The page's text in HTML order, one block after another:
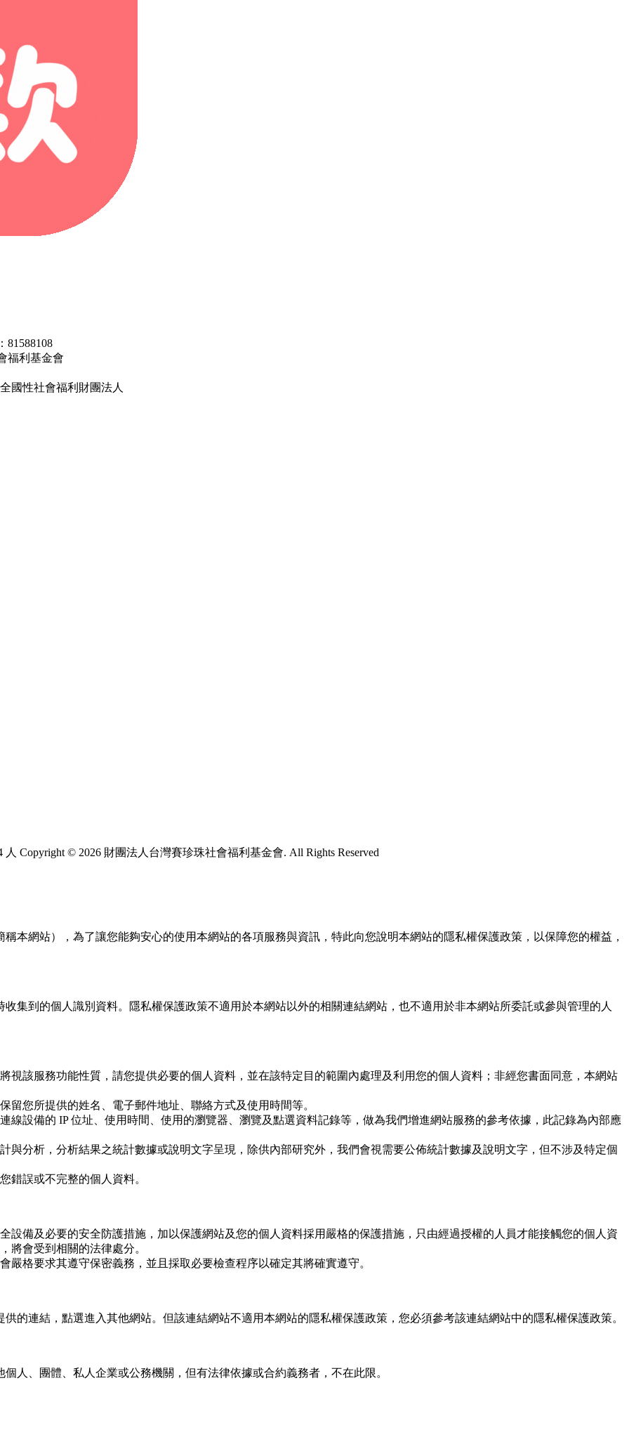
81588108
福利基金會
國性社會福利財團法人
人 Copyright © 2026 財團法人台灣賽珍珠社會福利基金會. All Rights Reserved
本網站），為了讓您能夠安心的使用本網站的各項服務與資訊，特此向您說明本網站的隱私權保護政策，以保障您的權益，
集到的個人識別資料。隱私權保護政策不適用於本網站以外的相關連結網站，也不適用於非本網站所委託或參與管理的人
視該服務功能性質，請您提供必要的個人資料，並在該特定目的範圍內處理及利用您的個人資料；非經您書面同意，本網站
您所提供的姓名、電子郵件地址、聯絡方式及使用時間等。
線設備的 IP 位址、使用時間、使用的瀏覽器、瀏覽及點選資料記錄等，做為我們增進網站服務的參考依據，此記錄為內部應
與分析，分析結果之統計數據或說明文字呈現，除供內部研究外，我們會視需要公佈統計數據及說明文字，但不涉及特定個
錯誤或不完整的個人資料。
設備及必要的安全防護措施，加以保護網站及您的個人資料採用嚴格的保護措施，只由經過授權的人員才能接觸您的個人資
將會受到相關的法律處分。
格要求其遵守保密義務，並且採取必要檢查程序以確定其將確實遵守。
的連結，點選進入其他網站。但該連結網站不適用本網站的隱私權保護政策，您必須參考該連結網站中的隱私權保護政策。
人、團體、私人企業或公務機關，但有法律依據或合約義務者，不在此限。